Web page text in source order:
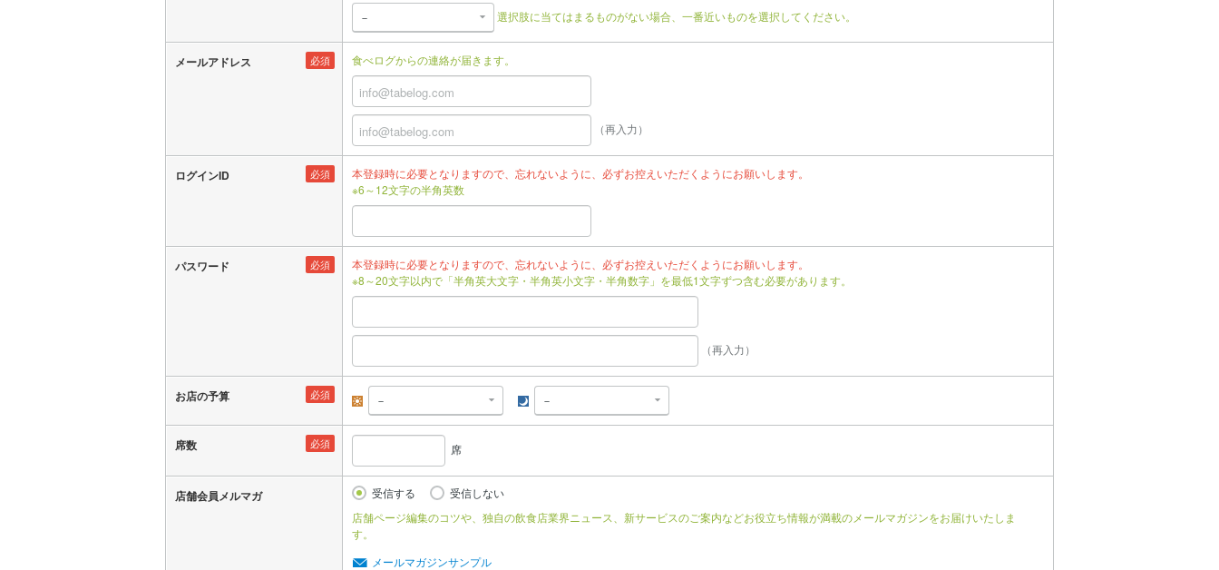
選択肢に当てはまるものがない場合、一番近いものを選択してください。
必須
メールアドレス 食べログからの連絡が届きます。
（再入力）
必須
ログインID
本登録時に必要となりますので、忘れないように、必ずお控えいただくようにお願いします。
※6～12文字の半角英数
必須
パスワード
本登録時に必要となりますので、忘れないように、必ずお控えいただくようにお願いします。
※8～20文字以内で「半角英大文字・半角英小文字・半角数字」を最低1文字ずつ含む必要があります。
（再入力）
必須
お店の予算
必須
席数 席
店舗会員メルマガ 受信する
受信しない
店舗ページ編集のコツや、独自の飲食店業界ニュース、新サービスのご案内などお役立ち情報が満載のメールマガジンをお届けいたしま
す。
メールマガジンサンプル